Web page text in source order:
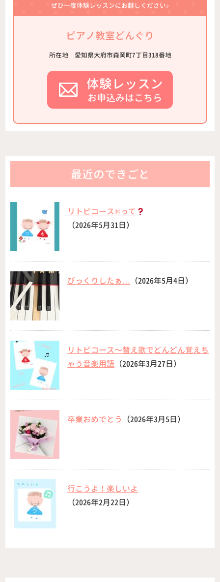
ぜひ一度体験レッスンにお越しください♪
ピアノ教室どんぐり
所在地 愛知県大府市森岡町7丁目318番地
体験レッスン
お申込みはこちら
最近のできごと
リトピコース®︎って
（2026年5月31日）
びっくりしたぁ… （2026年5月4日）
リトピコース〜替え歌でどんどん覚えち
ゃう音楽用語 （2026年3月27日）
卒業おめでとう （2026年3月5日）
行こうよ！楽しいよ
（2026年2月22日）